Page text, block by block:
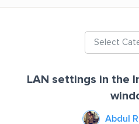
Select
LAN settings in the
Abdul